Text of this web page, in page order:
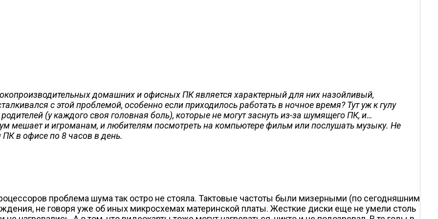
домашних и офисных ПК является характерный для них назойливый,
с этой проблемой, особенно если приходилось работать в ночное время? Тут уж к гулу
(у каждого своя головная боль), которые не могут заснуть из-за шумящего ПК, и…
мешает и игроманам, и любителям посмотреть на компьютере фильм или послушать музыку. Не
в офисе по 8 часов в день.
проблема шума так остро не стояла. Тактовые частоты были мизерными (по сегодняшним
не говоря уже об иных микросхемах материнской платы. Жесткие диски еще не умели столь